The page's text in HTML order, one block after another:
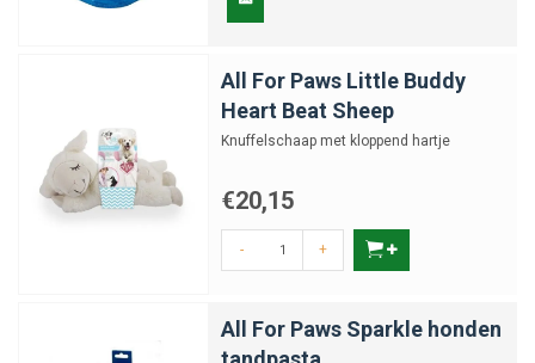
All For Paws Little Buddy
Heart Beat Sheep
Knuffelschaap met kloppend hartje
€20,15
- +
All For Paws Sparkle honden